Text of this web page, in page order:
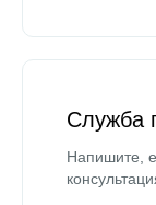
Служба
Напишите,